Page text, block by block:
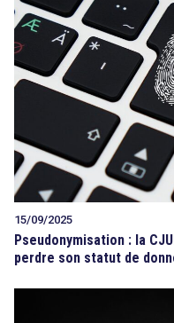
15/09/2025
Pseudonymisation : la
perdre son statut de